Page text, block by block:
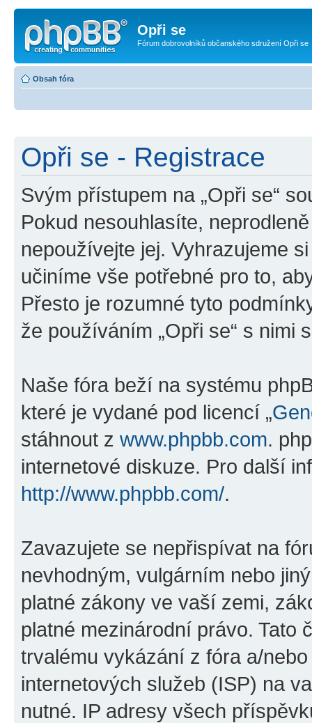
Opři se
Fórum dobrovolníků občanského sdružení Opři se
Obsah fóra
Opři se - Registrace
Svým přístupem na „Opři se“
Pokud nesouhlasíte,
nepoužívejte jej. Vyhrazujeme
učiníme vše potřebné pro to,
Přesto je rozumné tyto
že používáním „Opři se“ s nimi
Naše fóra beží na systému
které je vydané pod licencí „
stáhnout z www.phpbb.com.
internetové diskuze. Pro další
http://www.phpbb.com/.
Zavazujete se nepřispívat na
nevhodným, vulgárním nebo
platné zákony ve vaší zemi,
platné mezinárodní právo. Tato
trvalému vykázání z fóra a/
internetových služeb (ISP) na
nutné. IP adresy všech